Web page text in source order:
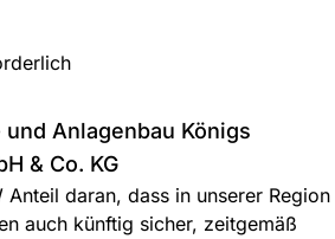
Anlagenbau Königs
& Co. KG
Anteil daran, dass in unserer Region
auch künftig sicher, zeitgemäß